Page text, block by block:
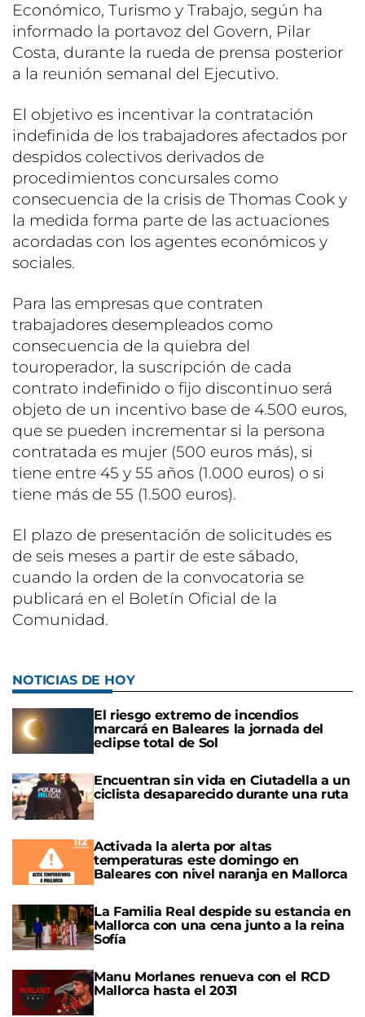
Económico, Turismo y Trabajo, según ha
informado la portavoz del Govern, Pilar
Costa, durante la rueda de prensa posterior
a la reunión semanal del Ejecutivo.
El objetivo es incentivar la contratación
indefinida de los trabajadores afectados por
despidos colectivos derivados de
procedimientos concursales como
consecuencia de la crisis de Thomas Cook y
la medida forma parte de las actuaciones
acordadas con los agentes económicos y
sociales.
Para las empresas que contraten
trabajadores desempleados como
consecuencia de la quiebra del
touroperador, la suscripción de cada
contrato indefinido o fijo discontinuo será
objeto de un incentivo base de 4.500 euros,
que se pueden incrementar si la persona
contratada es mujer (500 euros más), si
tiene entre 45 y 55 años (1.000 euros) o si
tiene más de 55 (1.500 euros).
El plazo de presentación de solicitudes es
de seis meses a partir de este sábado,
cuando la orden de la convocatoria se
publicará en el Boletín Oficial de la
Comunidad.
NOTICIAS DE HOY
El riesgo extremo de incendios
marcará en Baleares la jornada del
eclipse total de Sol
Encuentran sin vida en Ciutadella a un
ciclista desaparecido durante una ruta
Activada la alerta por altas
temperaturas este domingo en
Baleares con nivel naranja en Mallorca
La Familia Real despide su estancia en
Mallorca con una cena junto a la reina
Sofía
Manu Morlanes renueva con el RCD
Mallorca hasta el 2031